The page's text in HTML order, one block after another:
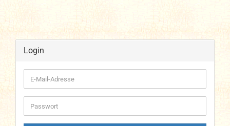
Login
E-
Mail-
Adresse
Passwort